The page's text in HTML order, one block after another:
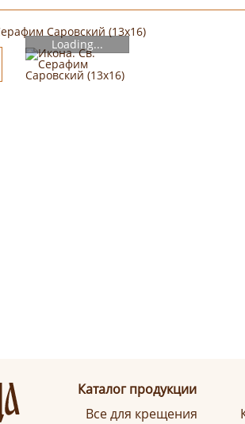
Loading...
Каталог продукции
Все для крещения